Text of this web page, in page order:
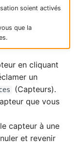
soient activés
que la
en cliquant
un
(Capteurs).
que vous
capteur à une
et revenir